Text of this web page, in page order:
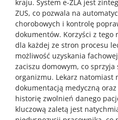
kraju. System e-ZLA jest
ZUS, co pozwala na
chorobowych i kontrolę
dokumentów. Korzyści z tego
dla każdej ze stron procesu
możliwość uzyskania
zaciszu domowym, co
organizmu. Lekarz natomiast
dokumentacją medyczną
historię zwolnień danego
kluczową zaletą jest